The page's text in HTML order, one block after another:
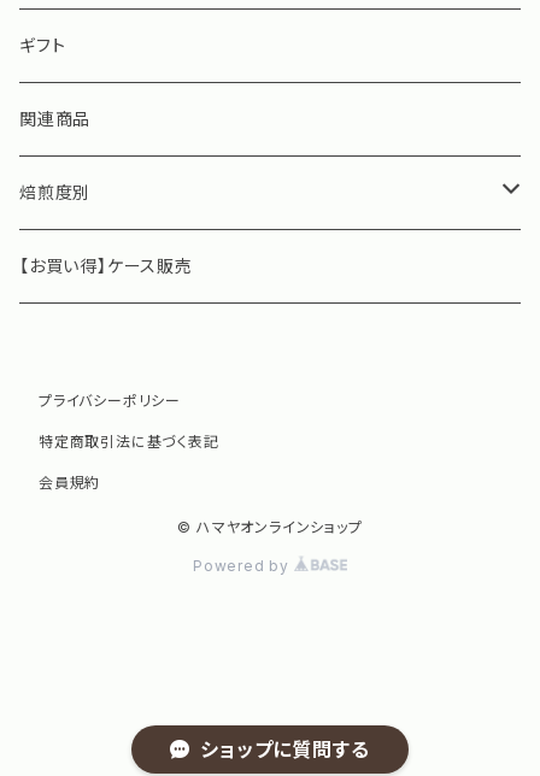
ショップに質問する
Cafe21焙煎豆 ブレンド
Cafe21焙煎豆 季節限定
ギフト
関連商品
焙煎度別
深煎り
浅煎り
【お買い得】ケース販売
プライバシーポリシー
特定商取引法に基づく表記
会員規約
© ハマヤオンラインショップ
Powered by